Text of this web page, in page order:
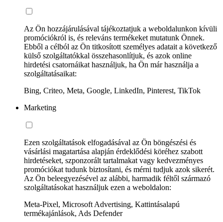
Az Ön hozzájárulásával tájékoztatjuk a weboldalunkon kívüli
promóciókról is, és releváns termékeket mutatunk Önnek.
Ebből a célból az Ön titkosított személyes adatait a következő
külső szolgáltatókkal összehasonlítjuk, és azok online
hirdetési csatornáikat használjuk, ha Ön már használja a
szolgáltatásaikat:
Bing, Criteo, Meta, Google, LinkedIn, Pinterest, TikTok
Marketing
Ezen szolgáltatások elfogadásával az Ön böngészési és
vásárlási magatartása alapján érdeklődési köréhez szabott
hirdetéseket, szponzorált tartalmakat vagy kedvezményes
promóciókat tudunk biztosítani, és mérni tudjuk azok sikerét.
Az Ön beleegyezésével az alábbi, harmadik féltől származó
szolgáltatásokat használjuk ezen a weboldalon:
Meta-Pixel, Microsoft Advertising, Kattintásalapú
termékajánlások, Ads Defender